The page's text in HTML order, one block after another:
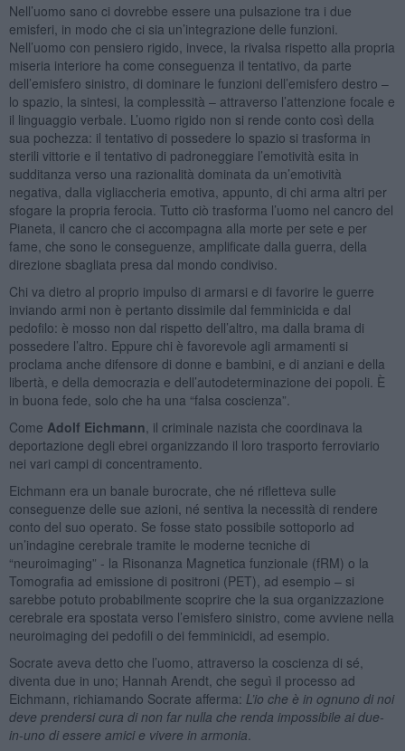
Nell’uomo sano ci dovrebbe essere una pulsazione tra i due
emisferi, in modo che ci sia un’integrazione delle funzioni.
Nell’uomo con pensiero rigido, invece, la rivalsa rispetto alla propria
miseria interiore ha come conseguenza il tentativo, da parte
dell’emisfero sinistro, di dominare le funzioni dell’emisfero destro –
lo spazio, la sintesi, la complessità – attraverso l’attenzione focale e
il linguaggio verbale. L’uomo rigido non si rende conto così della
sua pochezza: il tentativo di possedere lo spazio si trasforma in
sterili vittorie e il tentativo di padroneggiare l’emotività esita in
sudditanza verso una razionalità dominata da un’emotività
negativa, dalla vigliaccheria emotiva, appunto, di chi arma altri per
sfogare la propria ferocia. Tutto ciò trasforma l’uomo nel cancro del
Pianeta, il cancro che ci accompagna alla morte per sete e per
fame, che sono le conseguenze, amplificate dalla guerra, della
direzione sbagliata presa dal mondo condiviso.
Chi va dietro al proprio impulso di armarsi e di favorire le guerre
inviando armi non è pertanto dissimile dal femminicida e dal
pedofilo: è mosso non dal rispetto dell’altro, ma dalla brama di
possedere l’altro. Eppure chi è favorevole agli armamenti si
proclama anche difensore di donne e bambini, e di anziani e della
libertà, e della democrazia e dell’autodeterminazione dei popoli. È
in buona fede, solo che ha una “falsa coscienza”.
Come Adolf Eichmann , il criminale nazista che coordinava la
deportazione degli ebrei organizzando il loro trasporto ferroviario
nei vari campi di concentramento.
Eichmann era un banale burocrate, che né rifletteva sulle
conseguenze delle sue azioni, né sentiva la necessità di rendere
conto del suo operato. Se fosse stato possibile sottoporlo ad
un’indagine cerebrale tramite le moderne tecniche di
“neuroimaging” - la Risonanza Magnetica funzionale (fRM) o la
Tomografia ad emissione di positroni (PET), ad esempio – si
sarebbe potuto probabilmente scoprire che la sua organizzazione
cerebrale era spostata verso l’emisfero sinistro, come avviene nella
neuroimaging dei pedofili o dei femminicidi, ad esempio.
Socrate aveva detto che l’uomo, attraverso la coscienza di sé,
diventa due in uno; Hannah Arendt, che seguì il processo ad
Eichmann, richiamando Socrate afferma: L’io che è in ognuno di noi
deve prendersi cura di non far nulla che renda impossibile ai due-
in-uno di essere amici e vivere in armonia